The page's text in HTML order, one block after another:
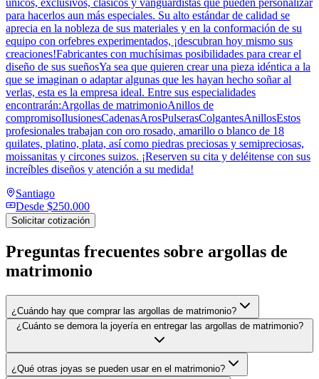
únicos, exclusivos, clásicos y vanguardistas que pueden personalizar
para hacerlos aun más especiales. Su alto estándar de calidad se
aprecia en la nobleza de sus materiales y en la conformación de su
equipo con orfebres experimentados, ¡descubran hoy mismo sus
creaciones!Fabricantes con muchísimas posibilidades para crear el
diseño de sus sueñosYa sea que quieren crear una pieza idéntica a la
que se imaginan o adaptar algunas que les hayan hecho soñar al
verlas, esta es la empresa ideal. Entre sus especialidades
encontrarán:Argollas de matrimonioAnillos de
compromisoIlusionesCadenasArosPulserasColgantesAnillosEstos
profesionales trabajan con oro rosado, amarillo o blanco de 18
quilates, platino, plata, así como piedras preciosas y semipreciosas,
moissanitas y circones suizos. ¡Reserven su cita y deléitense con sus
increíbles diseños y atención a su medida!
Santiago
Desde $250.000
Solicitar cotización
Preguntas frecuentes sobre argollas de
matrimonio
¿Cuándo hay que comprar las argollas de matrimonio?
¿Cuánto se demora la joyería en entregar las argollas de matrimonio?
¿Qué otras joyas se pueden usar en el matrimonio?